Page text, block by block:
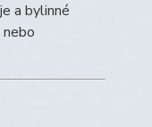
a bylinné